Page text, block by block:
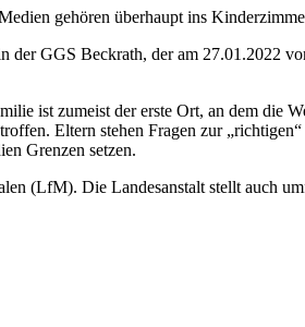
gehören überhaupt ins
der GGS Beckrath, der am 27.01.2022
ist zumeist der erste Ort, an dem die
Eltern stehen Fragen zur
Grenzen setzen.
(LfM). Die Landesanstalt stellt auch